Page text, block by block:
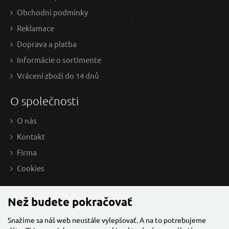
1,50 EUR / Ks
na centrále
Šroubovák TORX prodloužený, TTa 15x200mm, S2
Obchodní podmínky
Reklamace
Doprava a platba
Informácie o sortimente
Vrácení zboží do 14 dnů
O společnosti
O nás
Kontakt
Firma
Cookies
Než budete pokračovať
Snažíme sa náš web neustále vylepšovať. A na to potrebujeme